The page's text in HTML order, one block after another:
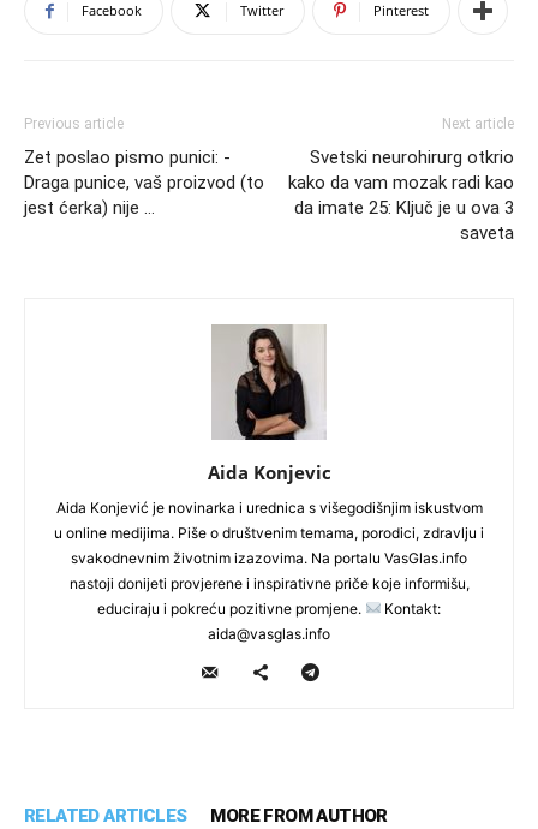
Facebook Twitter Pinterest
Previous article
Zet poslao pismo punici: -
Draga punice, vaš proizvod (to
jest ćerka) nije …
Next article
Svetski neurohirurg otkrio
kako da vam mozak radi kao
da imate 25: Ključ je u ova 3
saveta
Aida Konjevic
Aida Konjević je novinarka i urednica s višegodišnjim iskustvom
u online medijima. Piše o društvenim temama, porodici, zdravlju i
svakodnevnim životnim izazovima. Na portalu VasGlas.info
nastoji donijeti provjerene i inspirativne priče koje informišu,
educiraju i pokreću pozitivne promjene.
Kontakt:
aida@vasglas.info
RELATED ARTICLES MORE FROM AUTHOR